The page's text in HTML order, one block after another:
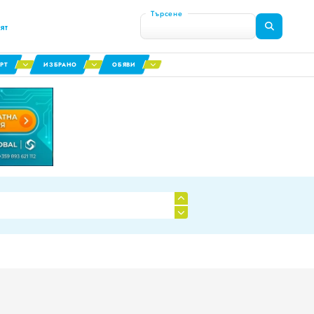
Търсене
ИЗБРАНО ОБЯВИ
сектор